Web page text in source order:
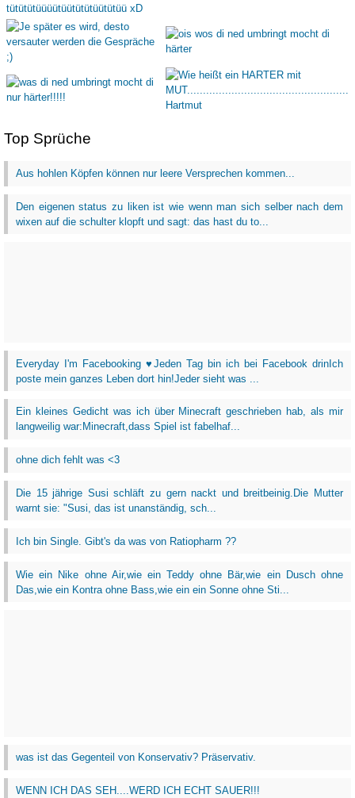
Top Sprüche
Aus hohlen Köpfen können nur leere Versprechen kommen...
Den eigenen status zu liken ist wie wenn man sich selber nach dem
wixen auf die schulter klopft und sagt: das hast du to...
Everyday I'm Facebooking ♥Jeden Tag bin ich bei Facebook drinIch
poste mein ganzes Leben dort hin!Jeder sieht was ...
Ein kleines Gedicht was ich über Minecraft geschrieben hab, als mir
langweilig war:Minecraft,dass Spiel ist fabelhaf...
ohne dich fehlt was <3
Die 15 jährige Susi schläft zu gern nackt und breitbeinig.Die Mutter
warnt sie: "Susi, das ist unanständig, sch...
Ich bin Single. Gibt's da was von Ratiopharm ??
Wie ein Nike ohne Air,wie ein Teddy ohne Bär,wie ein Dusch ohne
Das,wie ein Kontra ohne Bass,wie ein ein Sonne ohne Sti...
was ist das Gegenteil von Konservativ? Präservativ.
WENN ICH DAS SEH....WERD ICH ECHT SAUER!!!